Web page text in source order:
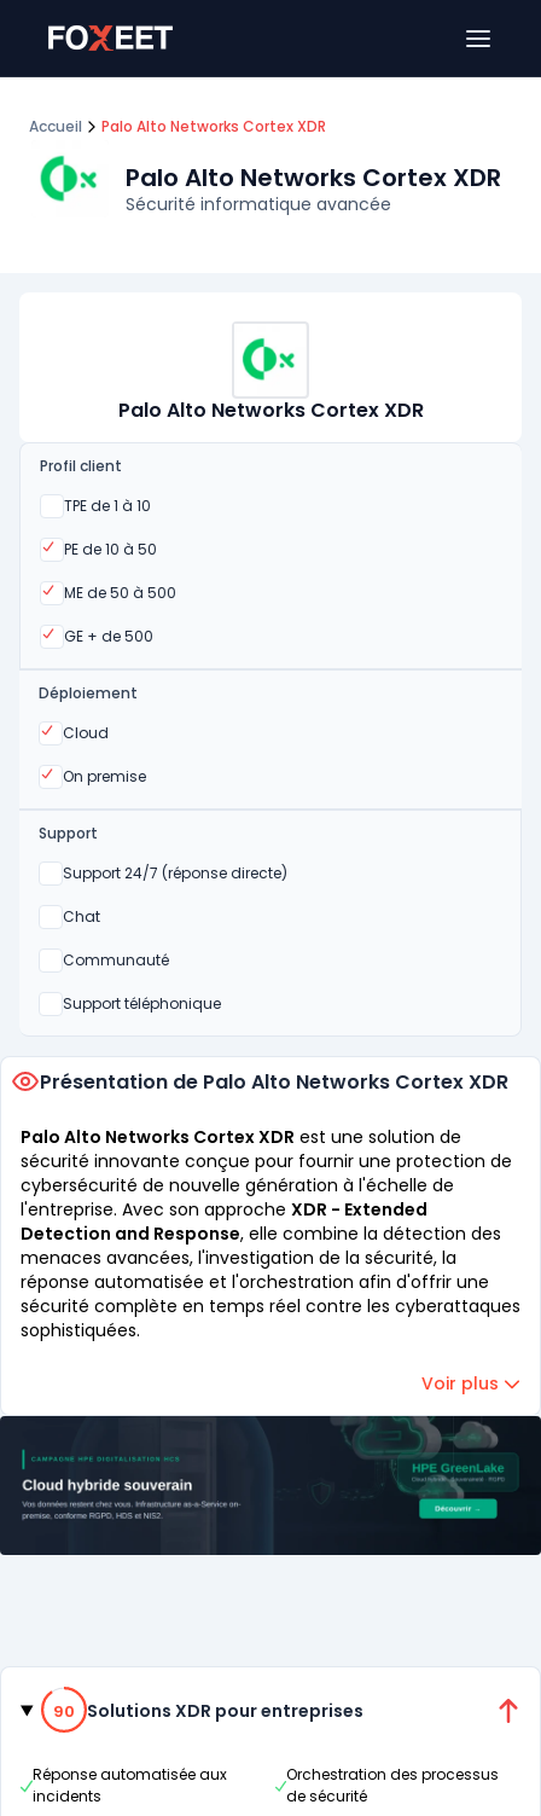
Accueil Palo Alto Networks Cortex XDR
Palo Alto Networks Cortex XDR
Sécurité informatique avancée
Palo Alto Networks Cortex XDR
Profil client
TPE de 1 à 10
Oui
PE de 10 à 50
Oui
ME de 50 à 500
Oui
GE + de 500
Oui
Déploiement
Cloud
Oui
On premise
Oui
Support
Support 24/7 (réponse directe)
Non
Chat
Non
Communauté
Non
Support téléphonique
Non
Présentation de Palo Alto Networks Cortex XDR
Palo Alto Networks Cortex XDR est une solution de
sécurité innovante conçue pour fournir une protection de
cybersécurité de nouvelle génération à l'échelle de
l'entreprise. Avec son approche XDR - Extended
Detection and Response, elle combine la détection des
menaces avancées, l'investigation de la sécurité, la
réponse automatisée et l'orchestration afin d'offrir une
sécurité complète en temps réel contre les cyberattaques
sophistiquées.
Voir plus
Catégories
90% de compatibilité
90 Solutions XDR pour entreprises
Réponse automatisée aux
incidents
Orchestration des processus
de sécurité